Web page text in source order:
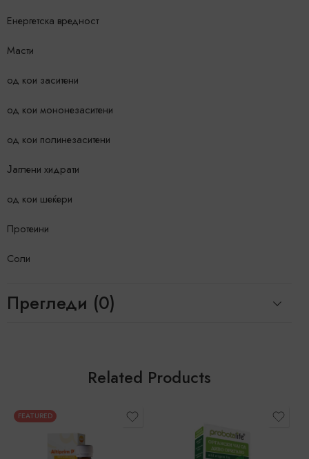
Енергетска вредност
Масти
од кои заситени
од кои мононезаситени
од кои полинезаситени
Јаглени хидрати
од кои шеќери
Протеини
Соли
Прегледи (0)
Related Products
FEATURED